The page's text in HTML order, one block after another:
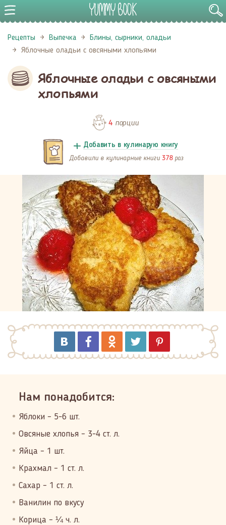
Рецепты Выпечка
Блины, сырники, оладьи
Яблочные оладьи с овсяными хлопьями
Яблочные оладьи с овсяными
хлопьями
4порции
Добавить в кулинарую книгу
Добавили в кулинарные книги 378 раз
Нам понадобится:
Яблоки – 5-6 шт.
Овсяные хлопья – 3-4 ст. л.
Яйца – 1 шт.
Крахмал – 1 ст. л.
Сахар – 1 ст. л.
Ванилин по вкусу
Корица – ¼ ч. л.